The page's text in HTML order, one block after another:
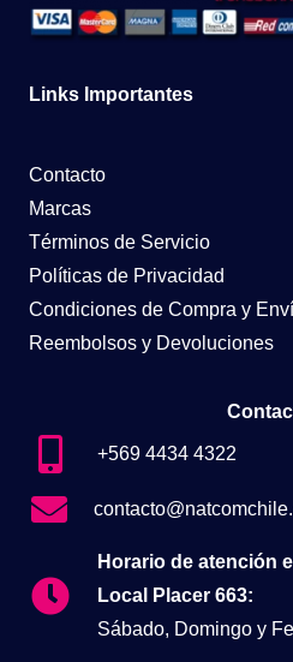
Links Importantes
Contacto
Marcas
Términos de Servicio
Políticas de Privacidad
Condiciones de Compra y
Reembolsos y Devoluciones
+569 4434 4322
Horario de atención
Local Placer 663:
Sábado, Domingo y